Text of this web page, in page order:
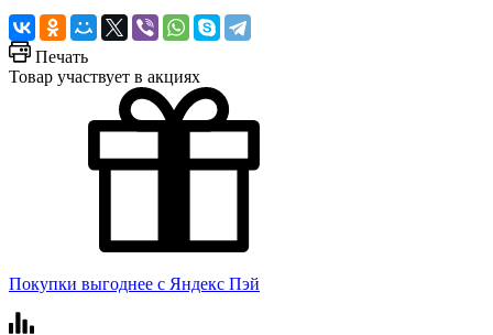
Печать
Товар участвует в акциях
Покупки выгоднее с Яндекс Пэй